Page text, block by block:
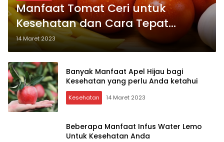
Manfaat Tomat Ceri untuk
Kesehatan dan Cara Tepat
Mengonsumsinya
14 Maret 2023
Banyak Manfaat Apel Hijau bagi
Kesehatan yang perlu Anda ketahui
Kesehatan 14 Maret 2023
Beberapa Manfaat Infus Water Lemo
Untuk Kesehatan Anda